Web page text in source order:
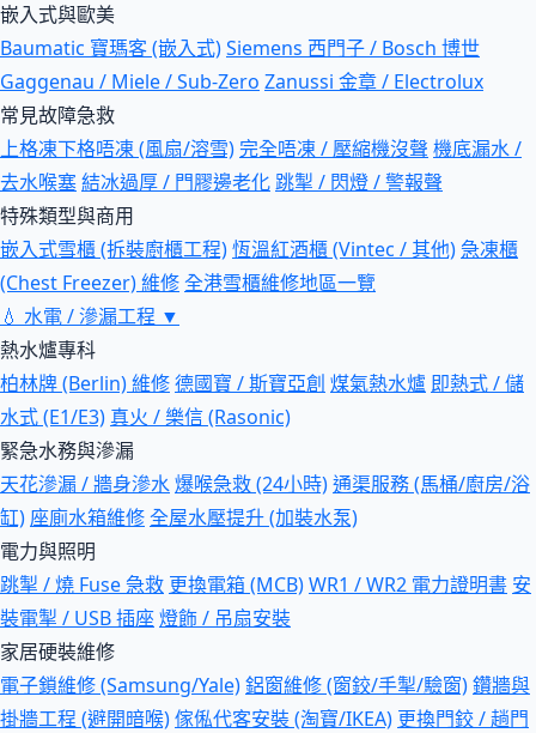
嵌入式與歐美
Baumatic 寶瑪客 (嵌入式)Siemens 西門子 / Bosch 博世
Gaggenau / Miele / Sub-Zero Zanussi 金章 / Electrolux
常見故障急救
上格凍下格唔凍 (風扇/溶雪)完全唔凍 / 壓縮機沒聲 機底漏水 /
去水喉塞結冰過厚 / 門膠邊老化跳掣 / 閃燈 / 警報聲
特殊類型與商用
嵌入式雪櫃 (拆裝廚櫃工程)恆溫紅酒櫃 (Vintec / 其他)急凍櫃
(Chest Freezer) 維修全港雪櫃維修地區一覽
💧 水電 / 滲漏工程 ▼
熱水爐專科
柏林牌 (Berlin) 維修德國寶 / 斯寶亞創 煤氣熱水爐 即熱式 / 儲
水式 (E1/E3) 真火 / 樂信 (Rasonic)
緊急水務與滲漏
天花滲漏 / 牆身滲水爆喉急救 (24小時)通渠服務 (馬桶/廚房/浴
缸) 座廁水箱維修全屋水壓提升 (加裝水泵)
電力與照明
跳掣 / 燒 Fuse 急救 更換電箱 (MCB)WR1 / WR2 電力證明書 安
裝電掣 / USB 插座燈飾 / 吊扇安裝
家居硬裝維修
電子鎖維修 (Samsung/Yale)鋁窗維修 (窗鉸/手掣/驗窗)鑽牆與
掛牆工程 (避開暗喉)傢俬代客安裝 (淘寶/IKEA) 更換門鉸 / 趟門